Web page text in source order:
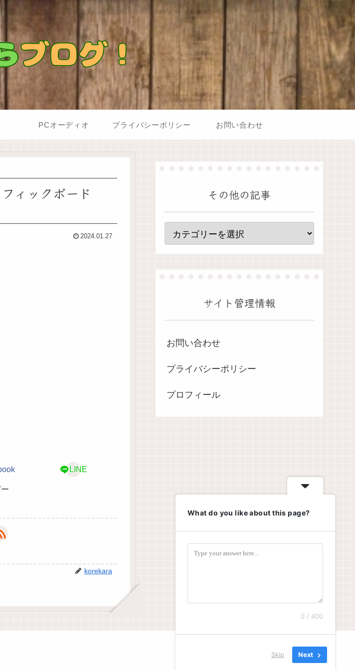
PCオーディオ プライバシーポリシー お問い合わせ
ィックボード
2024.01.27
LINE
korekara
その他の記事
サイト管理情報
お問い合わせ
プライバシーポリシー
プロフィール
© 2023 これからブログ.
What do you like about this page?
0 / 400
Skip Next